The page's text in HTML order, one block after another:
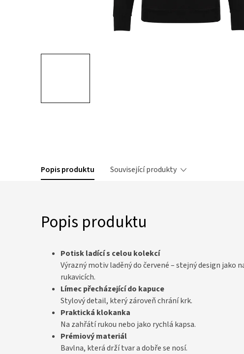
Popis produktu Související produkty
Popis produktu
Potisk ladící s celou kolekcí
Výrazný motiv laděný do červené – stejný design jako
rukavicích.
Límec přecházející do kapuce
Stylový detail, který zároveň chrání krk.
Praktická klokanka
Na zahřátí rukou nebo jako rychlá kapsa.
Prémiový materiál
Bavlna, která drží tvar a dobře se nosí.